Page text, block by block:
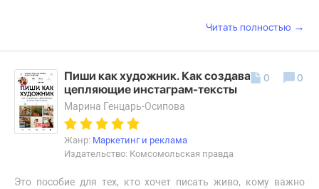
Читать полностью →
Пиши как художник. Как создавать
цепляющие инстаграм-тексты
Марина Генцарь-Осипова
Жанр: Маркетинг и реклама
Издательство: Комсомольская правда
Это пособие для тех, кто хочет писать живо, кому важно
0 0